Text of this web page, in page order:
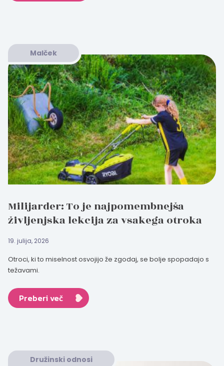
Malček
Milijarder: To je najpomembnejša
življenjska lekcija za vsakega otroka
19. julija, 2026
Otroci, ki to miselnost osvojijo že zgodaj, se bolje spopadajo s
težavami.
Preberi več
Družinski odnosi